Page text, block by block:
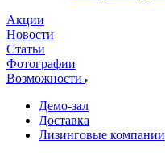
Акции
Новости
Статьи
Фотографии
Возможности
Демо-зал
Доставка
Лизинговые компании